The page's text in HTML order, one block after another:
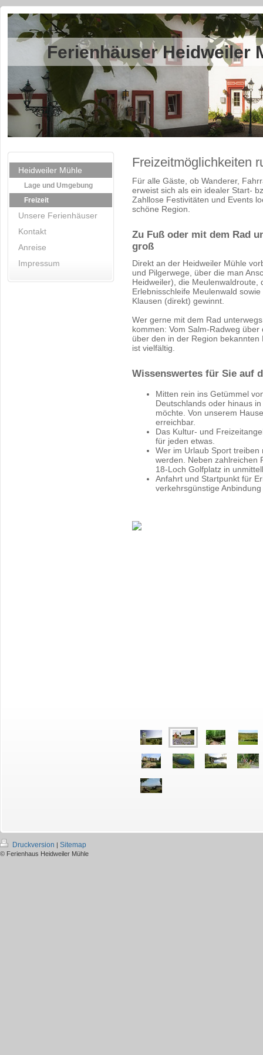
Ferienhäuser Heidweiler
Heidweiler Mühle
Lage und Umgebung
Freizeit
Unsere Ferienhäuser
Kontakt
Anreise
Impressum
Freizeitmöglichkeiten
Für alle Gäste, ob Wanderer,
erweist sich als ein idealer Start-
Zahllose Festivitäten und Events
schöne Region.
Zu Fuß oder mit dem Rad
groß
Direkt an der Heidweiler Mühle
und Pilgerwege, über die man
Heidweiler), die
Erlebnisschleife Meulenwald
Klausen (direkt) gewinnt.
Wer gerne mit dem Rad
kommen: Vom Salm-Radweg
über den in der Region
ist vielfältig.
Wissenswertes für Sie auf
Mitten rein ins Getümmel
Deutschlands oder hinaus
möchte. Von unserem
erreichbar.
Das Kultur- und
für jeden etwas.
Wer im Urlaub Sport
werden. Neben zahlreichen
18-Loch Golfplatz in
Anfahrt und Startpunkt für
verkehrsgünstige
Druckversion | Sitemap
© Ferienhaus Heidweiler Mühle